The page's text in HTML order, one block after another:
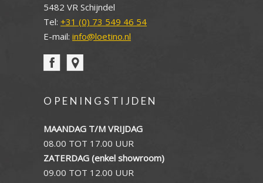
5482 VR Schijndel
Tel: +31 (0) 73 549 46 54
E-mail: info@loetino.nl
OPENINGSTIJDEN
MAANDAG T/M VRIJDAG
08.00 TOT 17.00 UUR
ZATERDAG (enkel showroom)
09.00 TOT 12.00 UUR